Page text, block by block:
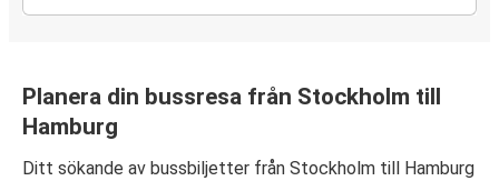
Planera din bussresa från Stockholm till
Hamburg
Ditt sökande av bussbiljetter från Stockholm till Hamburg